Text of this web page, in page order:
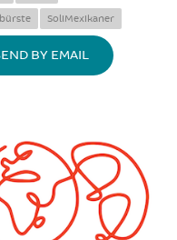
SoliMexikaner
BY EMAIL